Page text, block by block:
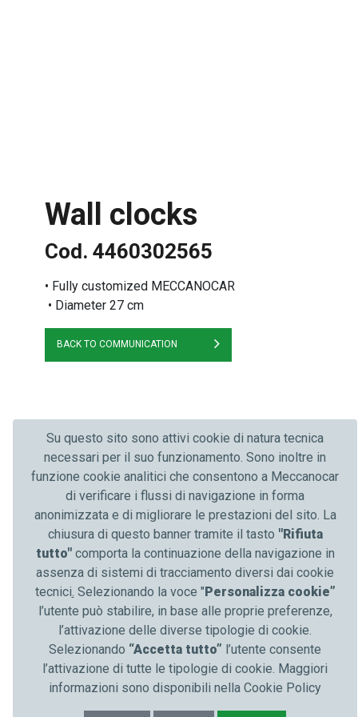
Wall clocks
Cod. 4460302565
• Fully customized MECCANOCAR
• Diameter 27 cm
BACK TO COMMUNICATION
Su questo sito sono attivi cookie di natura tecnica
necessari per il suo funzionamento. Sono inoltre in
funzione cookie analitici che consentono a Meccanocar
di verificare i flussi di navigazione in forma
anonimizzata e di migliorare le prestazioni del sito. La
chiusura di questo banner tramite il tasto "Rifiuta
tutto"comporta la continuazione della navigazione in
assenza di sistemi di tracciamento diversi dai cookie
tecnici. Selezionando la voce "Personalizza cookie”
l’utente può stabilire, in base alle proprie preferenze,
l’attivazione delle diverse tipologie di cookie.
Selezionando “Accetta tutto” l’utente consente
l’attivazione di tutte le tipologie di cookie. Maggiori
informazioni sono disponibili nella Cookie Policy